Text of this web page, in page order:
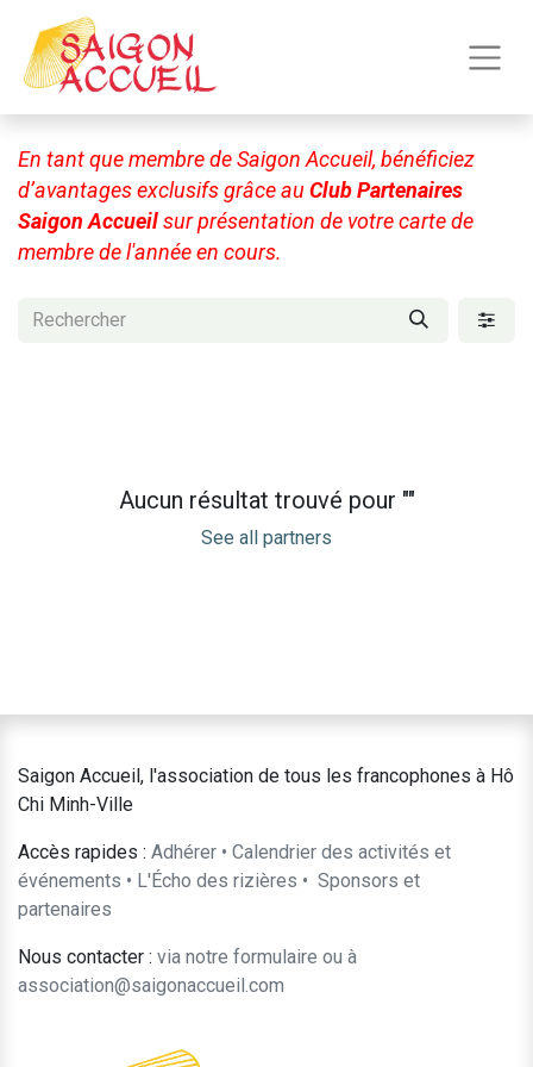
En tant que membre de Saigon Accueil, bénéficiez
d’avantages exclusifs grâce au Club Partenaires
Saigon Accueilsur présentation de votre carte de
membre de l'année en cours.
Aucun résultat trouvé pour ""
See all partners
Saigon Accueil, l'association de tous les francophones à Hô
Chi Minh-Ville
Accès rapides : Adhérer • Calendrier des activités et
événements • L'Écho des rizières • ​Sponsors et
partenaires​​
Nous contacter : ​via notre formulaire ou à
association@saigonaccueil.com